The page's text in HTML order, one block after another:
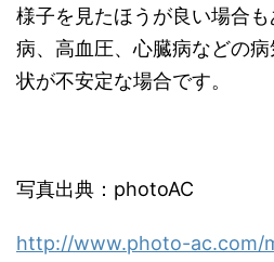
様子を見たほうが良い場合
病、高血圧、心臓病などの
状が不安定な場合です。
写真出典：photoAC
http://www.photo-ac.com/